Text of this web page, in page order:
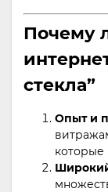
Почему
стекла”
Опыт и
которые